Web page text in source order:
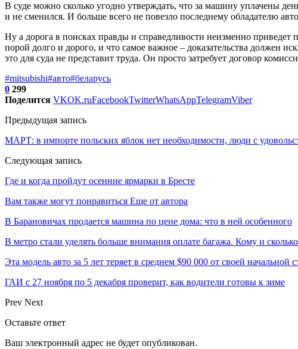
В суде можно сколько угодно утверждать, что за машину уплачены
и не сменился. И больше всего не повезло последнему обладателю
Ну а дорога в поисках правды и справедливости неизменно приведет
порой долго и дорого, и что самое важное – доказательства должен
это для суда не представит труда. Он просто затребует договор
#mitsubishi#авто#беларусь
0 299
Поделится VKOK.ruFacebookTwitterWhatsAppTelegramViber
Предыдущая запись
МАРТ: в импорте польских яблок нет необходимости, люди с
Следующая запись
Где и когда пройдут осенние ярмарки в Бресте
Вам также могут понравиться Еще от автора
В Барановичах продается машина по цене дома: что в ней особенного
В метро стали уделять больше внимания оплате багажа. Кому и
Эта модель авто за 5 лет теряет в среднем $90 000 от своей начальной
ГАИ с 27 ноября по 5 декабря проверит, как водители готовы к зиме
Prev Next
Оставьте ответ
Ваш электронный адрес не будет опубликован.